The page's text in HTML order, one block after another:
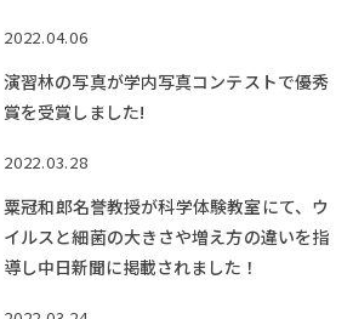
2022.04.06
演習林の写真が学内写真コンテストで優秀
賞を受賞しました!
2022.03.28
粟冠和郎名誉教授が科学体験教室にて、ウ
イルスと細菌の大きさや増え方の違いを指
導し中日新聞に掲載されました！